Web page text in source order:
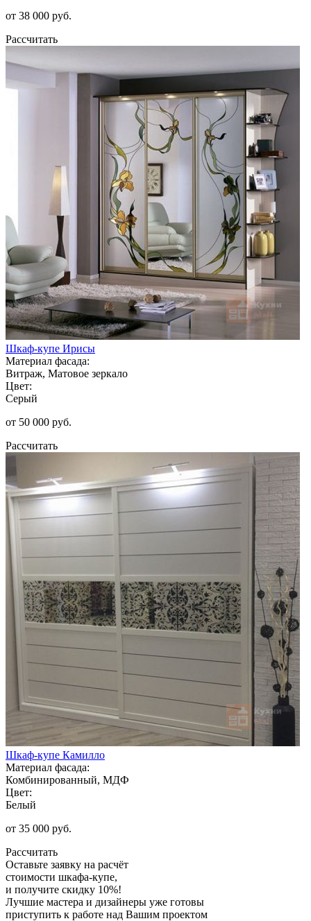
от 38 000 руб.
Рассчитать
Шкаф-купе Ирисы
Материал фасада:
Витраж, Матовое зеркало
Цвет:
Серый
от 50 000 руб.
Рассчитать
Шкаф-купе Камилло
Материал фасада:
Комбинированный, МДФ
Цвет:
Белый
от 35 000 руб.
Рассчитать
Оставьте заявку на расчёт
стоимости шкафа-купе,
и получите скидку 10%!
Лучшие мастера и дизайнеры уже готовы
приступить к работе над Вашим проектом